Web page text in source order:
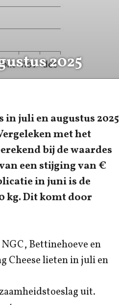
2025
juli en augustus 2025
met het
bij de waardes
een stijging van €
in juni is de
kg. Dit komt door
Bettinehoeve en
Cheese lieten in juli en
uit.